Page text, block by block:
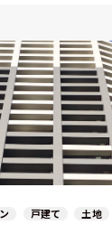
戸建て
土地